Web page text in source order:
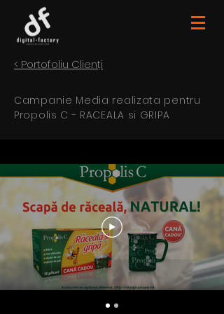
< Portofoliu Clienți
Campanie Media realizata pentru
Propolis C - RACEALA si GRIPA